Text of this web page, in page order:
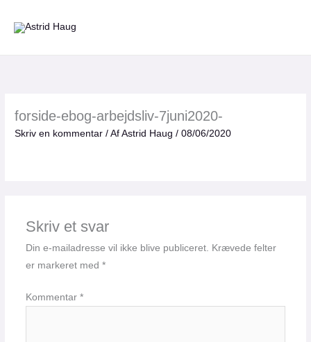
forside-ebog-arbejdsliv-7juni2020-
Skriv en kommentar / AfAstrid Haug/08/06/2020
Skriv et svar
Din e-mailadresse vil ikke blive publiceret. Krævede felter
er markeret med *
Kommentar *